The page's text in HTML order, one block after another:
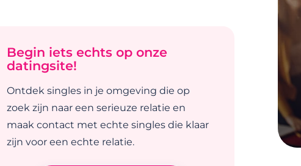
Begin iets echts op onze
datingsite!
Ontdek singles in je omgeving die op
zoek zijn naar een serieuze relatie en
maak contact met echte singles die klaar
zijn voor een echte relatie.